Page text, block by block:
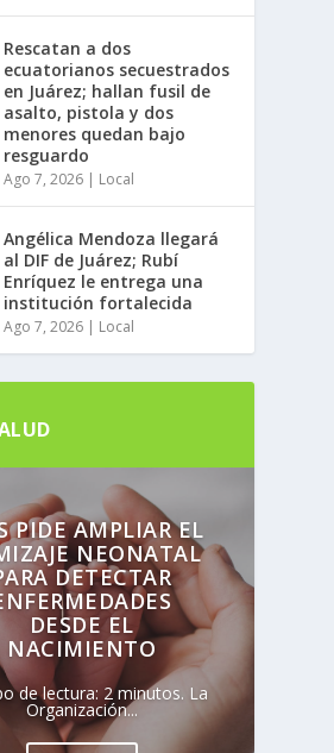
Rescatan a dos
ecuatorianos secuestrados
en Juárez; hallan fusil de
asalto, pistola y dos
menores quedan bajo
resguardo
Ago 7, 2026 | Local
Angélica Mendoza llegará
al DIF de Juárez; Rubí
Enríquez le entrega una
institución fortalecida
Ago 7, 2026 | Local
PIDE AMPLIAR EL
NEONATAL
DETECTAR
DESDE EL
NACIMIENTO
de lectura: 2 minutos. La
Organización...